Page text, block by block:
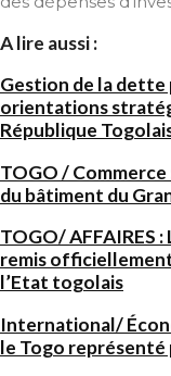
A lire aussi :
Gestion de la dette
orientations
République
TOGO /
du bâtiment du
TOGO/ AFFAIRES
remis
l’Etat togolais
International/
le Togo représenté